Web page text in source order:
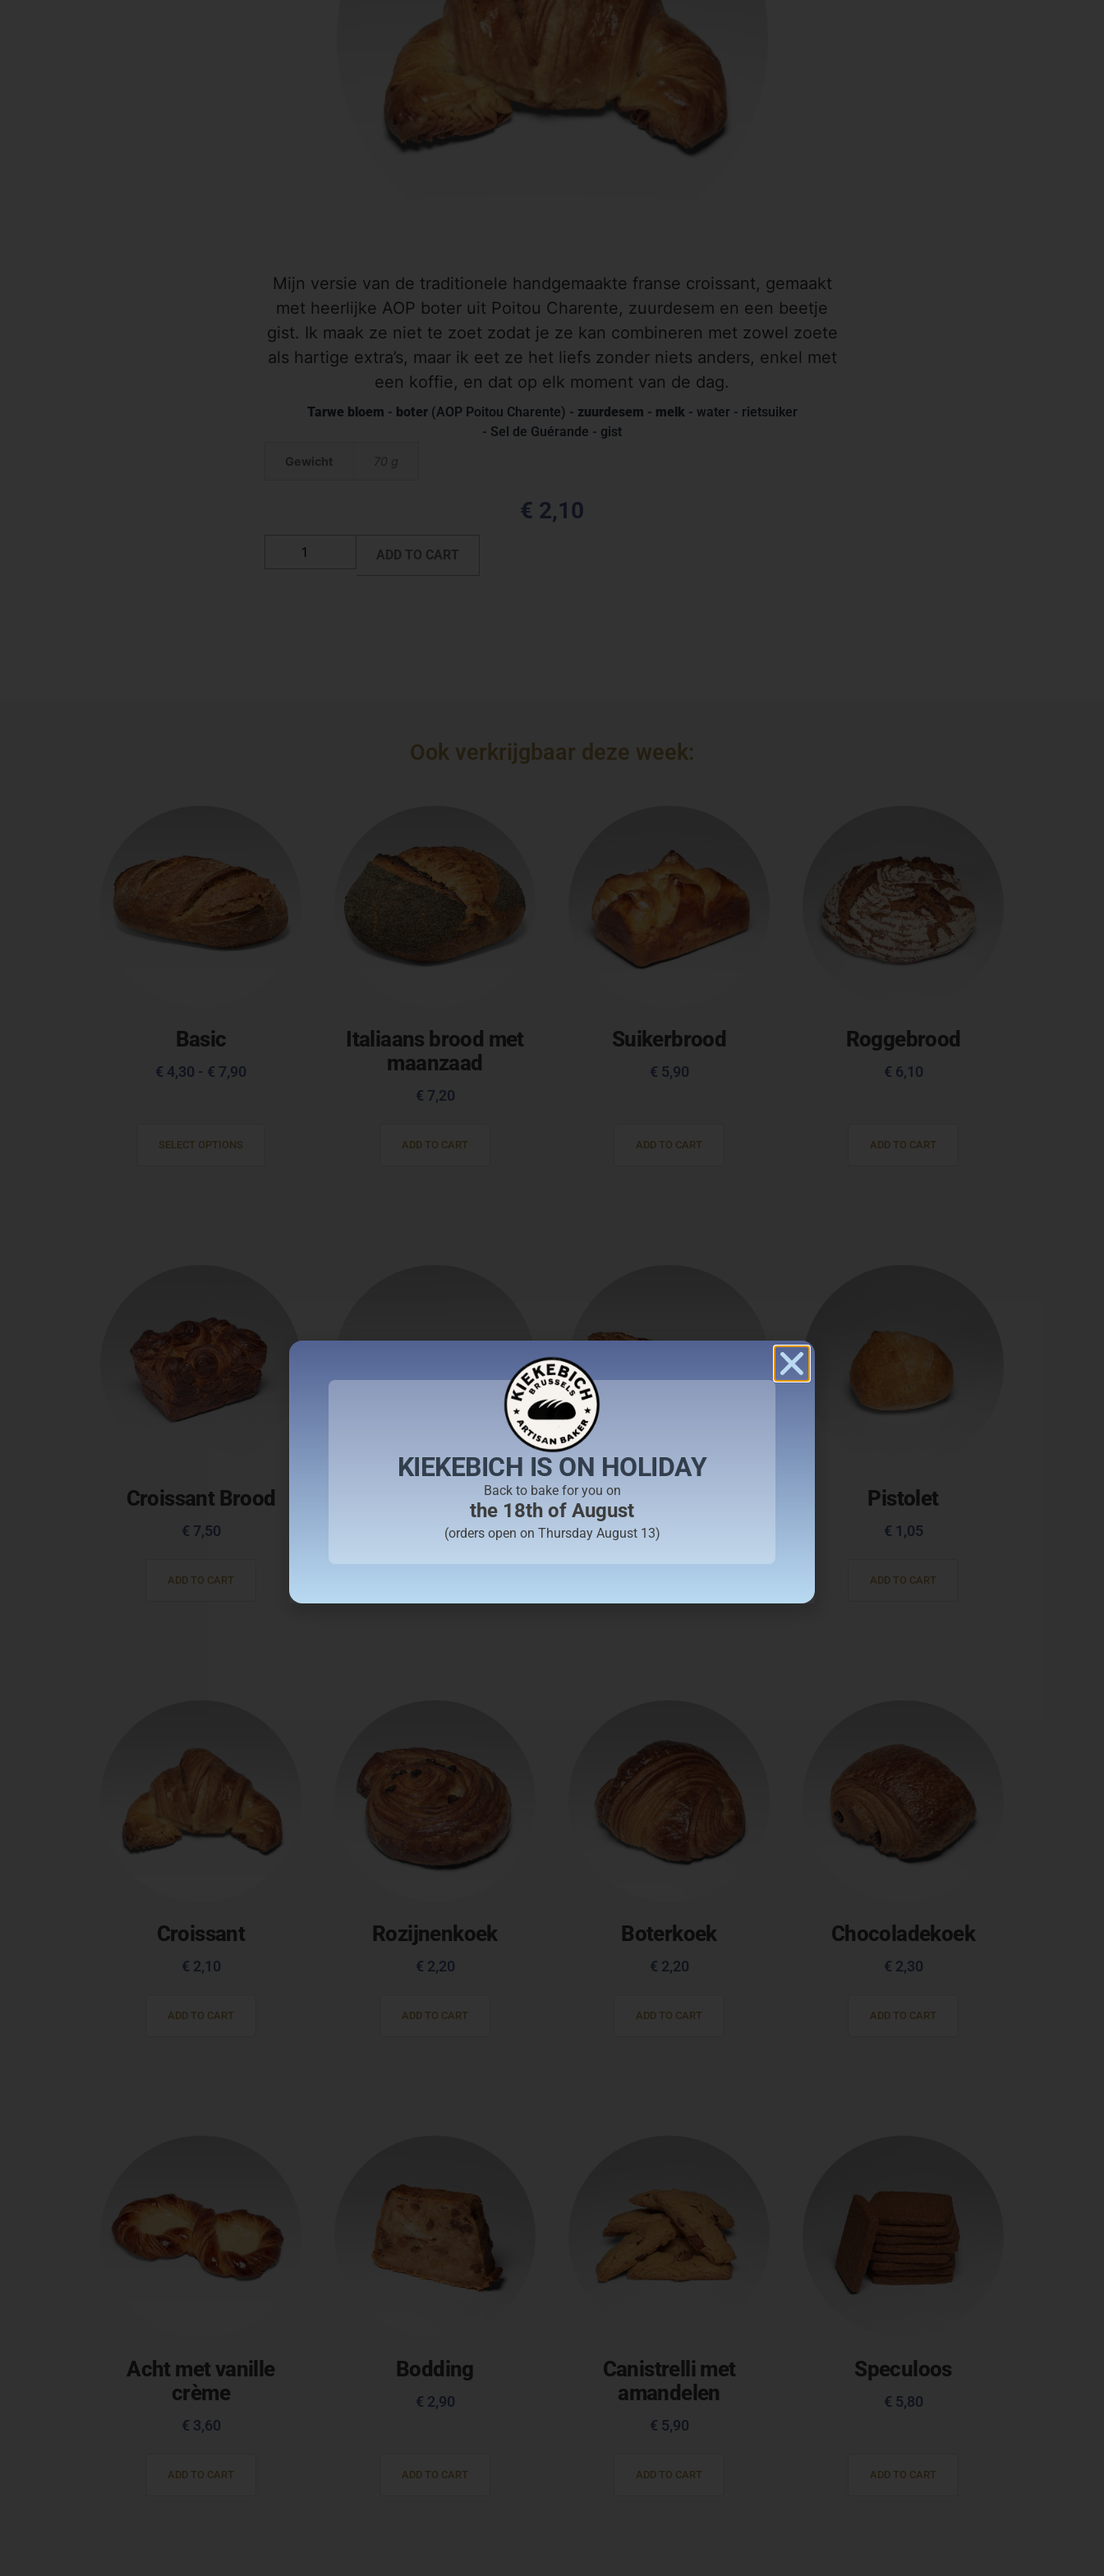
Mijn versie van de traditionele handgemaakte franse croissant, gemaakt
met heerlijke AOP boter uit Poitou Charente, zuurdesem en een beetje
gist. Ik maak ze niet te zoet zodat je ze kan combineren met zowel zoete
als hartige extra’s, maar ik eet ze het liefs zonder niets anders, enkel met
een koffie, en dat op elk moment van de dag.
Tarwe bloem - boter(AOP Poitou Charente) - zuurdesem - melk- water - rietsuiker
- Sel de Guérande - gist
Gewicht 70 g
€ 2,10
ADD TO CART
Ook verkrijgbaar deze week:
Basic
€ 4,30 - € 7,90
SELECT OPTIONS
Italiaans brood met
maanzaad
€ 7,20
ADD TO CART
Suikerbrood
€ 5,90
ADD TO CART
Roggebrood
€ 6,10
ADD TO CART
Croissant Brood
€ 7,50
ADD TO CART
Baguette tradition
2,10
Baguette rustique
€2,60
Pistolet
€ 1,05
ADD TO CART
Croissant
€ 2,10
ADD TO CART
Rozijnenkoek
€ 2,20
ADD TO CART
Boterkoek
€ 2,20
ADD TO CART
Chocoladekoek
€ 2,30
ADD TO CART
Acht met vanille
crème
€ 3,60
ADD TO CART
Bodding
€ 2,90
ADD TO CART
Canistrelli met
amandelen
€ 5,90
ADD TO CART
Speculoos
€ 5,80
ADD TO CART
KIEKEBICH IS ON HOLIDAY
Back to bake for you on
the 18th of August
(orders open on Thursday August 13)